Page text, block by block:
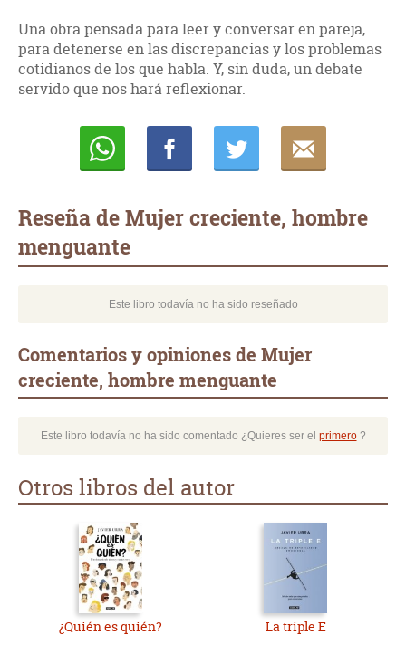
Una obra pensada para leer y conversar en pareja,
para detenerse en las discrepancias y los problemas
cotidianos de los que habla. Y, sin duda, un debate
servido que nos hará reflexionar.
Reseña de Mujer creciente, hombre
menguante
Este libro todavía no ha sido reseñado
Comentarios y opiniones de Mujer
creciente, hombre menguante
Este libro todavía no ha sido comentado ¿Quieres ser el primero?
Otros libros del autor
¿Quién es quién? La triple E